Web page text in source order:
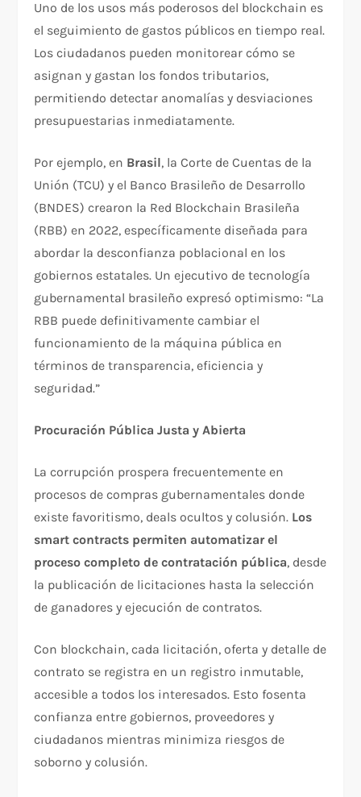
Uno de los usos más poderosos del blockchain es
el seguimiento de gastos públicos en tiempo real.
Los ciudadanos pueden monitorear cómo se
asignan y gastan los fondos tributarios,
permitiendo detectar anomalías y desviaciones
presupuestarias inmediatamente.​
Por ejemplo, en Brasil, la Corte de Cuentas de la
Unión (TCU) y el Banco Brasileño de Desarrollo
(BNDES) crearon la Red Blockchain Brasileña
(RBB) en 2022, específicamente diseñada para
abordar la desconfianza poblacional en los
gobiernos estatales. Un ejecutivo de tecnología
gubernamental brasileño expresó optimismo: “La
RBB puede definitivamente cambiar el
funcionamiento de la máquina pública en
términos de transparencia, eficiencia y
seguridad.”​
Procuración Pública Justa y Abierta
La corrupción prospera frecuentemente en
procesos de compras gubernamentales donde
existe favoritismo, deals ocultos y colusión. Los
smart contracts permiten automatizar el
proceso completo de contratación pública, desde
la publicación de licitaciones hasta la selección
de ganadores y ejecución de contratos.​
Con blockchain, cada licitación, oferta y detalle de
contrato se registra en un registro inmutable,
accesible a todos los interesados. Esto fosenta
confianza entre gobiernos, proveedores y
ciudadanos mientras minimiza riesgos de
soborno y colusión.​